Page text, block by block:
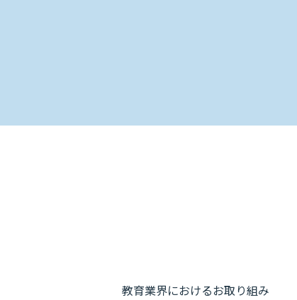
わせてカスタマイズし
ョンを提供し、迅速に
教育業界におけるお取り組み